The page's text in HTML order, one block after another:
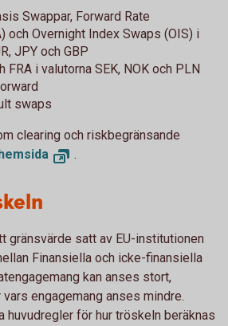
Swappar, Forward Rate
och Overnight Index Swaps (OIS) i
JPY och GBP
FRA i valutorna SEK, NOK och PLN
swaps
clearing och riskbegränsande
.
gränsvärde satt av EU-institutionen
Finansiella och icke-finansiella
kan anses stort,
engagemang anses mindre.
huvudregler för hur tröskeln beräknas